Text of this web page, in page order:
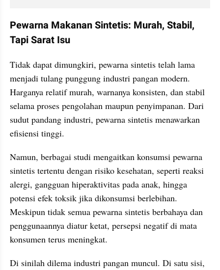
Pewarna Makanan Sintetis: Murah, Stabil,
Tapi Sarat Isu
Tidak dapat dimungkiri, pewarna sintetis telah lama
menjadi tulang punggung industri pangan modern.
Harganya relatif murah, warnanya konsisten, dan stabil
selama proses pengolahan maupun penyimpanan. Dari
sudut pandang industri, pewarna sintetis menawarkan
efisiensi tinggi.
Namun, berbagai studi mengaitkan konsumsi pewarna
sintetis tertentu dengan risiko kesehatan, seperti reaksi
alergi, gangguan hiperaktivitas pada anak, hingga
potensi efek toksik jika dikonsumsi berlebihan.
Meskipun tidak semua pewarna sintetis berbahaya dan
penggunaannya diatur ketat, persepsi negatif di mata
konsumen terus meningkat.
Di sinilah dilema industri pangan muncul. Di satu sisi,